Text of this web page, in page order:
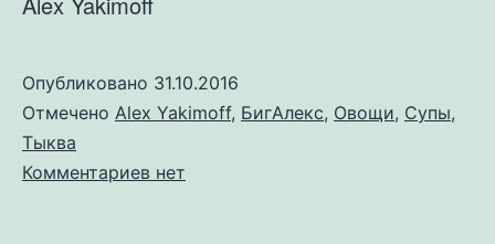
Опубликовано 31.10.2016
Отмечено Alex Yakimoff, БигАлекс, Овощи, Супы,
Тыква
Комментариев кнет